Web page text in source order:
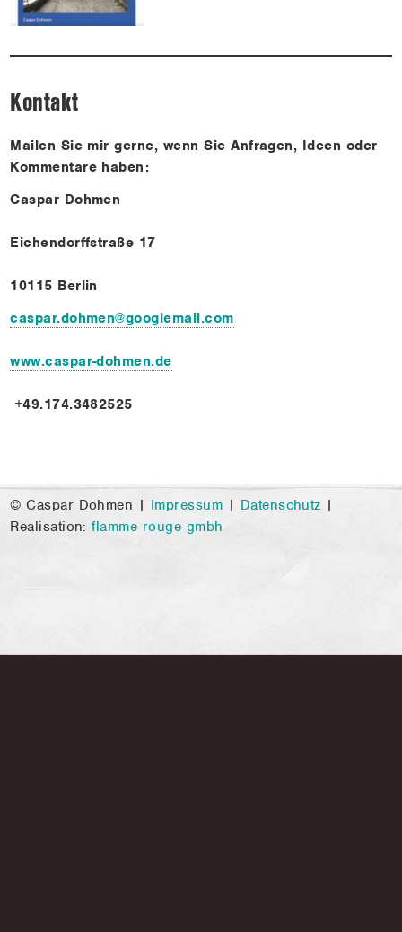
Kontakt
Mailen Sie mir gerne, wenn Sie Anfragen, Ideen oder
Kommentare haben:
Caspar Dohmen
Eichendorffstraße 17
10115 Berlin
caspar.dohmen@googlemail.com
www.caspar-dohmen.de
+49.174.3482525
© Caspar Dohmen | Impressum | Datenschutz |
Realisation:flamme rouge gmbh